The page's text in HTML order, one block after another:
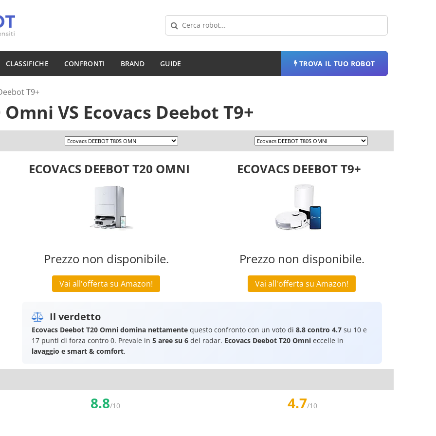
CLASSIFICHE CONFRONTI BRAND GUIDE TROVA IL TUO ROBOT
T9+
Omni VS Ecovacs Deebot T9+
ECOVACS DEEBOT T20 OMNI ECOVACS DEEBOT T9+
Prezzo non disponibile.
Vai all'offerta su Amazon!
Prezzo non disponibile.
Vai all'offerta su Amazon!
Il verdetto
Ecovacs Deebot T20 Omni domina nettamente questo confronto con un voto di 8.8 contro 4.7 su 10 e
17 punti di forza contro 0. Prevale in 5 aree su 6 del radar. Ecovacs Deebot T20 Omni eccelle in
lavaggio e smart & comfort.
8.8/10 4.7/10